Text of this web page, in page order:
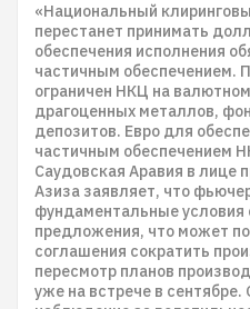
«Национальный
перестанет принимать
обеспечения исполнения
частичным обеспечением.
ограничен НКЦ на
драгоценных металлов,
депозитов. Евро для
частичным обеспечением
Саудовская Аравия в лице
Азиза заявляет, что
фундаментальные условия
предложения, что может
соглашения сократить
пересмотр планов
уже на встрече в сентябре.